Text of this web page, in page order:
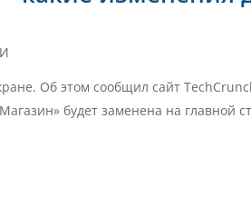
Об этом сообщил сайт
будет заменена на главной